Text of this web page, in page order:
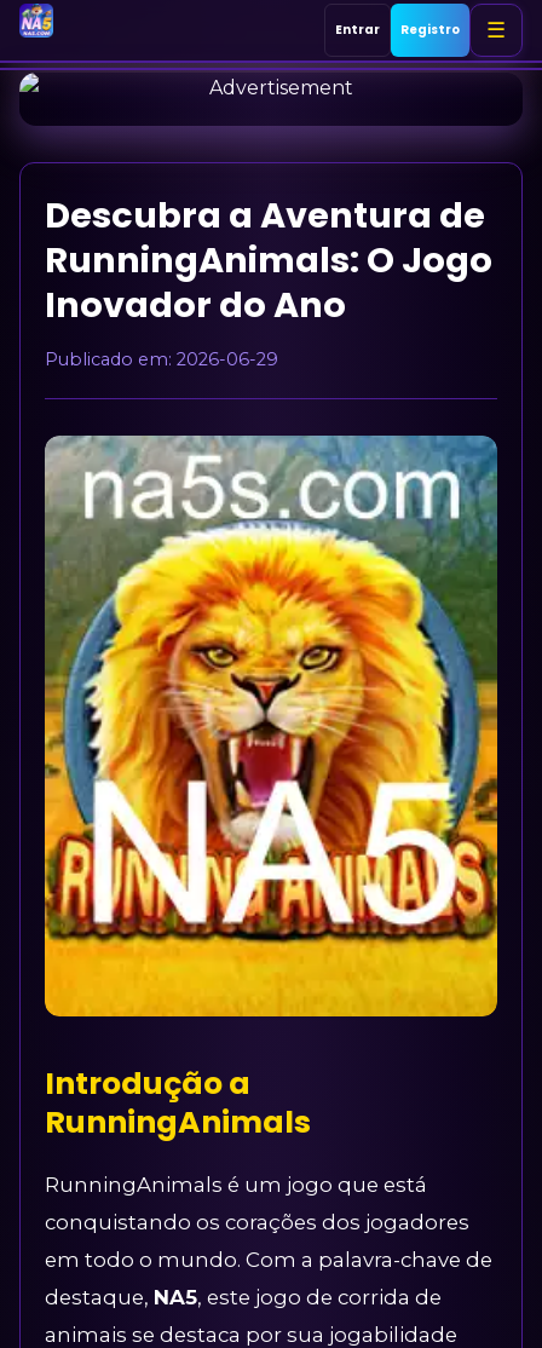
Início
Jogos de mesa
Jogos de cassino
Contate-nos
Últimas Notícias
Entrar Registro ☰
Descubra a Aventura de
RunningAnimals: O Jogo
Inovador do Ano
Publicado em: 2026-06-29
Introdução a
RunningAnimals
RunningAnimals é um jogo que está
conquistando os corações dos jogadores
em todo o mundo. Com a palavra-chave de
destaque, NA5, este jogo de corrida de
animais se destaca por sua jogabilidade